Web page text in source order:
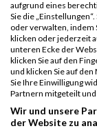
ALBUM B2RUN
aufgrund eines
Sie die
oder verwalten, indem
klicken oder jederzeit
unteren Ecke der
klicken Sie auf den
und klicken Sie auf
Sie Ihre Einwilligung
Partnern mitgeteilt
Wir und unsere
der Website zu